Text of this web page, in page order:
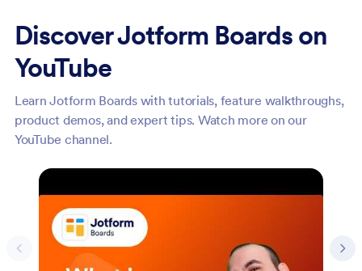
Discover Jotform Boards on
YouTube
Learn Jotform Boards with tutorials, feature walkthroughs,
product demos, and expert tips. Watch more on our
YouTube channel.